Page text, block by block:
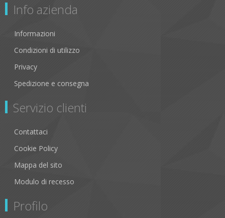
Info azienda
Informazioni
Condizioni di utilizzo
Privacy
Spedizione e consegna
Servizio clienti
Contattaci
Cookie Policy
Mappa del sito
Modulo di recesso
Profilo